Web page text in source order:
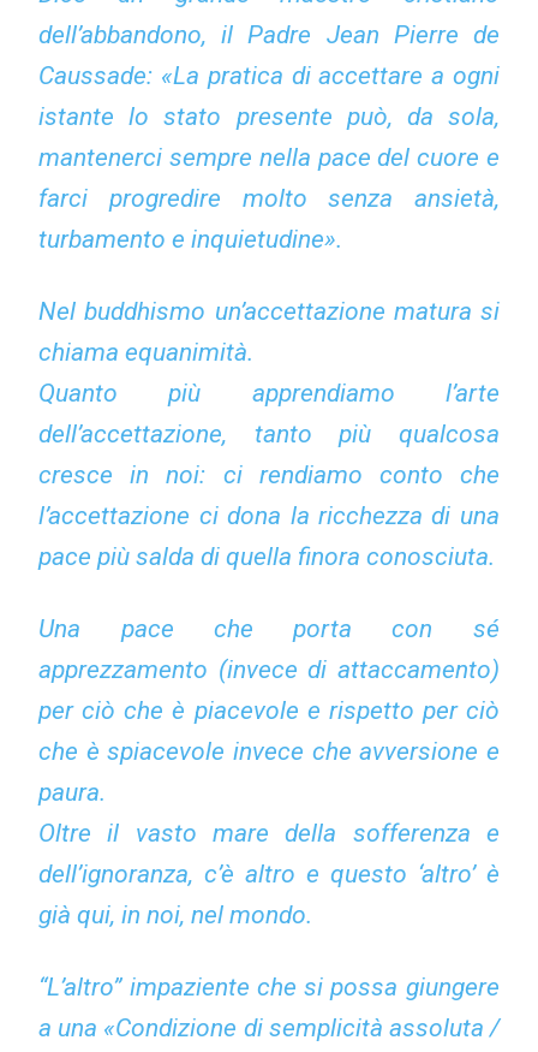
dell’abbandono, il Padre Jean Pierre de
Caussade: «La pratica di accettare a ogni
istante lo stato presente può, da sola,
mantenerci sempre nella pace del cuore e
farci progredire molto senza ansietà,
turbamento e inquietudine».
Nel buddhismo un’accettazione matura si
chiama equanimità.
Quanto più apprendiamo l’arte
dell’accettazione, tanto più qualcosa
cresce in noi: ci rendiamo conto che
l’accettazione ci dona la ricchezza di una
pace più salda di quella finora conosciuta.
Una pace che porta con sé
apprezzamento (invece di attaccamento)
per ciò che è piacevole e rispetto per ciò
che è spiacevole invece che avversione e
paura.
Oltre il vasto mare della sofferenza e
dell’ignoranza, c’è altro e questo ‘altro’ è
già qui, in noi, nel mondo.
“L’altro” impaziente che si possa giungere
a una «Condizione di semplicità assoluta /